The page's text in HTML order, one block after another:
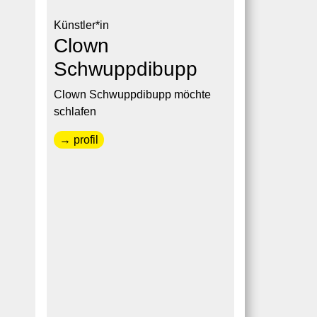
Künstler*in
Clown
Schwuppdibupp
Clown Schwuppdibupp möchte
schlafen
→ profil